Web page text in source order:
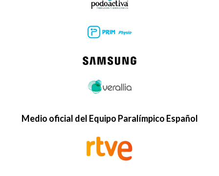
Medio oficial del Equipo Paralímpico Español